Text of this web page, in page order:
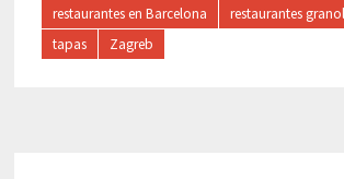
restaurantes en Barcelona
restaurantes
tapas
Zagreb